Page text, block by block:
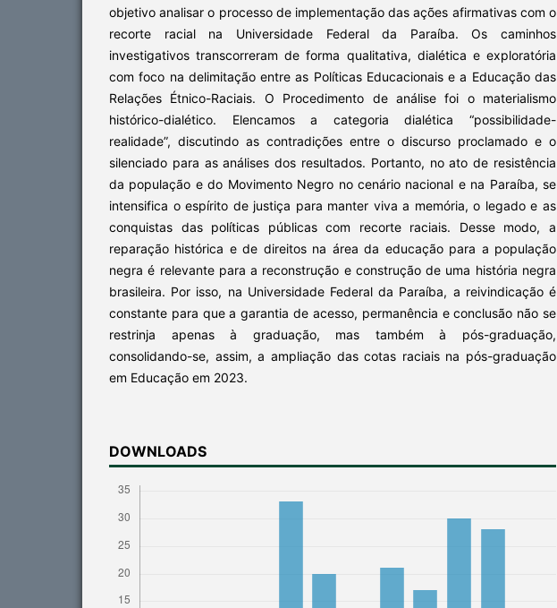
objetivo analisar o processo de implementação das ações afirmativas com o
recorte racial na Universidade Federal da Paraíba. Os caminhos
investigativos transcorreram de forma qualitativa, dialética e exploratória
com foco na delimitação entre as Políticas Educacionais e a Educação das
Relações Étnico-Raciais. O Procedimento de análise foi o materialismo
histórico-dialético. Elencamos a categoria dialética “possibilidade-
realidade”, discutindo as contradições entre o discurso proclamado e o
silenciado para as análises dos resultados. Portanto, no ato de resistência
da população e do Movimento Negro no cenário nacional e na Paraíba, se
intensifica o espírito de justiça para manter viva a memória, o legado e as
conquistas das políticas públicas com recorte raciais. Desse modo, a
reparação histórica e de direitos na área da educação para a população
negra é relevante para a reconstrução e construção de uma história negra
brasileira. Por isso, na Universidade Federal da Paraíba, a reivindicação é
constante para que a garantia de acesso, permanência e conclusão não se
restrinja apenas à graduação, mas também à pós-graduação,
consolidando-se, assim, a ampliação das cotas raciais na pós-graduação
em Educação em 2023.
DOWNLOADS